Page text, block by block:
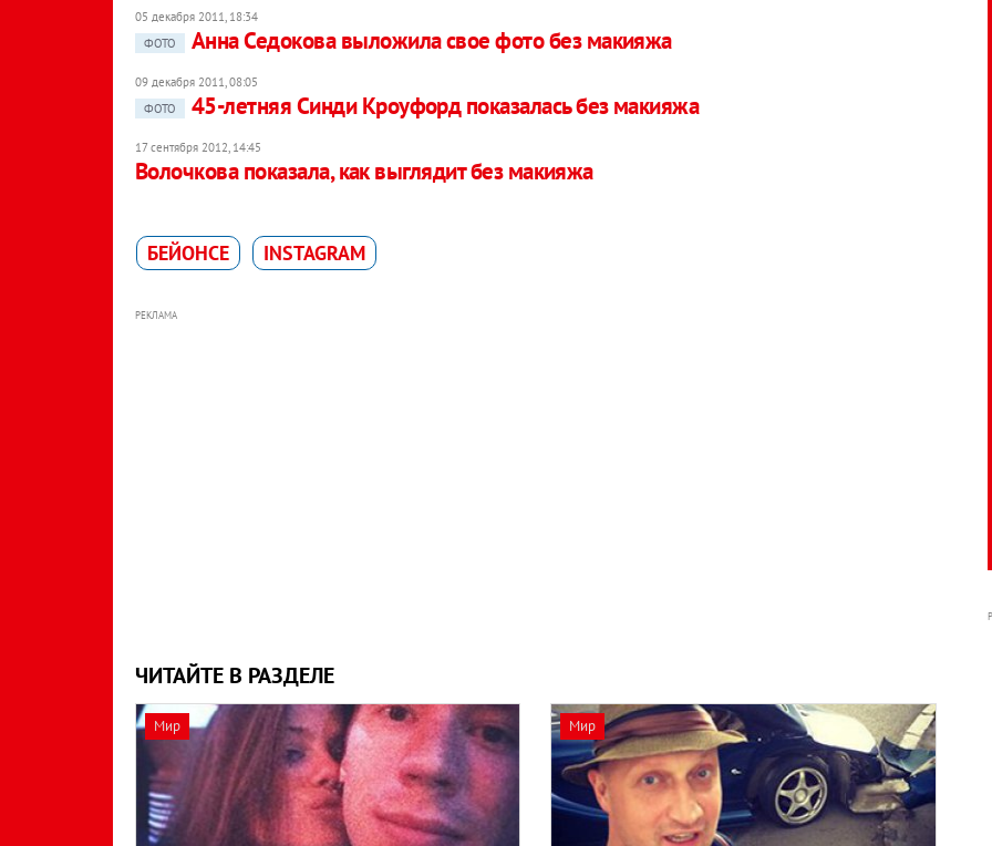
05 декабря 2011, 18:34
ФОТО
Анна Седокова выложила свое фото без макияжа
09 декабря 2011, 08:05
ФОТО
45-летняя Синди Кроуфорд показалась без макияжа
17 сентября 2012, 14:45
Волочкова показала, как выглядит без макияжа
БЕЙОНСЕ INSTAGRAM
РЕКЛАМА
ЧИТАЙТЕ В РАЗДЕЛЕ
Мир Мир